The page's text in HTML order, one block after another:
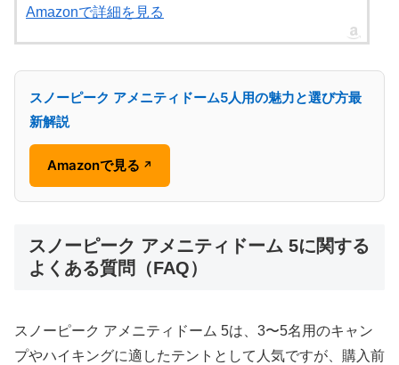
Amazonで詳細を見る
スノーピーク アメニティドーム5人用の魅力と選び方最
新解説
Amazonで見る ↗
スノーピーク アメニティドーム 5に関する
よくある質問（FAQ）
スノーピーク アメニティドーム 5は、3〜5名用のキャン
プやハイキングに適したテントとして人気ですが、購入前